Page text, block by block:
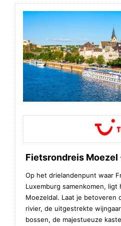
Fietsrondreis Moezel
Op het drielandenpunt waar
Luxemburg samenkomen, ligt
Moezeldal. Laat je betoveren
rivier, de uitgestrekte
bossen, de majestueuze